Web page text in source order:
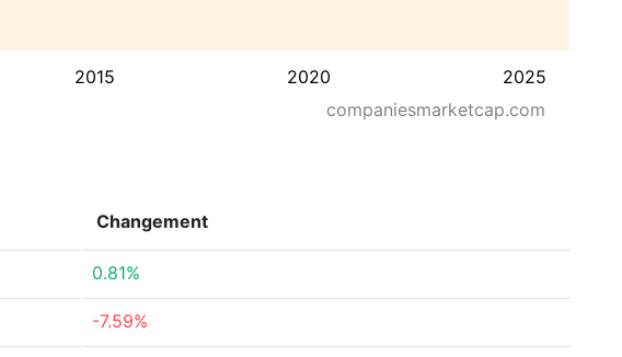
2015 2020 2025
companiesmarketcap.com
Changement
0.81%
-7.59%